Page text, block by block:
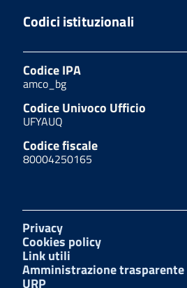
Codici istituzionali
Codice IPA
amco_bg
Codice Univoco Ufficio
UFYAUQ
Codice fiscale
80004250165
Privacy
Cookies policy
Link utili
Amministrazione trasparente
URP